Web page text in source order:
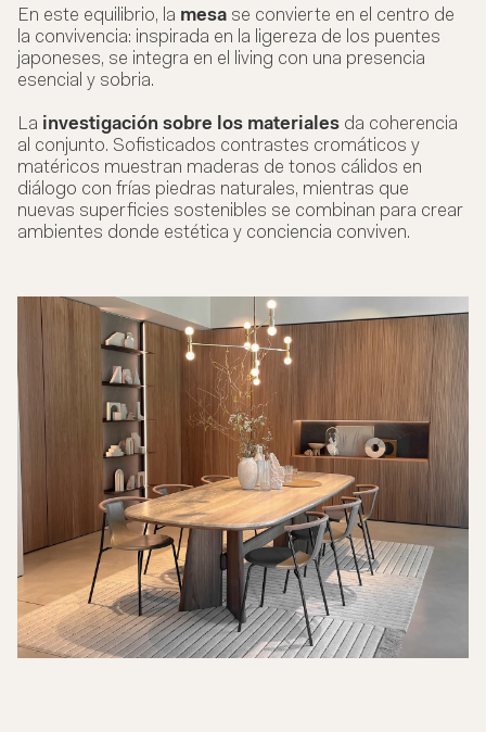
En este equilibrio, la mesa se convierte en el centro de
la convivencia: inspirada en la ligereza de los puentes
japoneses, se integra en el living con una presencia
esencial y sobria.
La investigación sobre los materiales da coherencia
al conjunto. Sofisticados contrastes cromáticos y
matéricos muestran maderas de tonos cálidos en
diálogo con frías piedras naturales, mientras que
nuevas superficies sostenibles se combinan para crear
ambientes donde estética y conciencia conviven.